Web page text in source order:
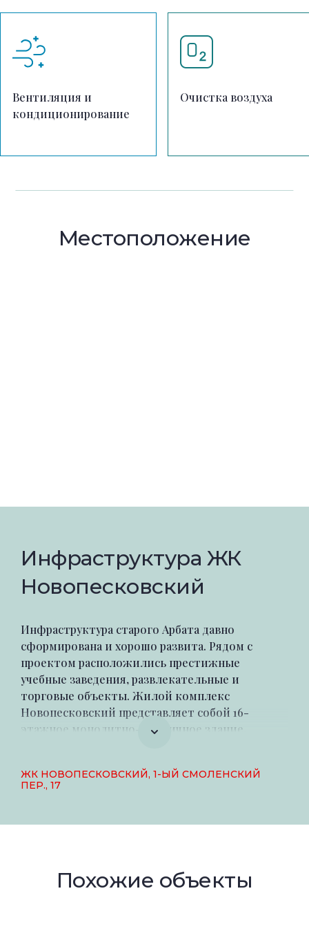
Вентиляция и
кондиционирование
Очистка воздуха
Местоположение
Инфраструктура ЖК
Новопесковский
Инфраструктура старого Арбата давно
сформирована и хорошо развита. Рядом с
проектом расположились престижные
учебные заведения, развлекательные и
торговые объекты. Жилой комплекс
Новопесковский представляет собой 16-
этажное монолитно-кирпичное здание.
Во дворе обустроена огороженная детская
машиномест, с автомойкой. Также есть
охраной, ведется видеонаблюдение.
ЖК НОВОПЕСКОВСКИЙ, 1-ЫЙ СМОЛЕНСКИЙ
ПЕР., 17
Похожие объекты